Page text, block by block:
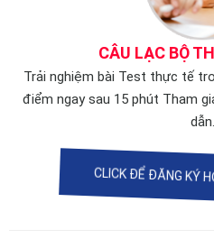
CÂU LẠC BỘ
Trải nghiệm bài Test thực tế
điểm ngay sau 15 phút Tham
dẫn.
CLICK ĐỂ ĐĂNG KÝ